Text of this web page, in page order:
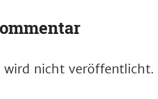
wird nicht veröffentlicht.